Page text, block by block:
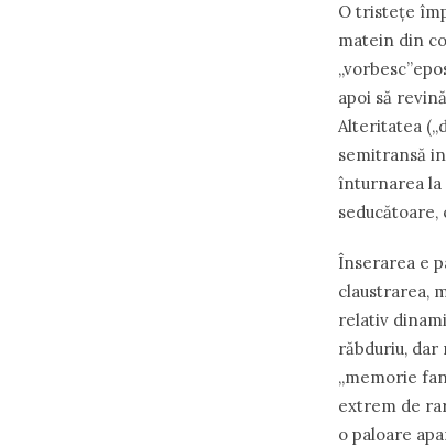
O tristețe
matein din
apoi să
Alteritatea
semitransă
înturnarea la
seducătoare,
Înserarea e
claustrarea,
relativ
răbduriu,
„memorie
extrem de
o paloare